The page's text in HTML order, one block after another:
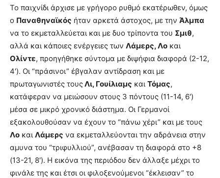
Το παιχνίδι άρχισε με γρήγορο ρυθμό εκατέρωθεν, όμως
ο Παναθηναϊκός ήταν αρκετά άστοχος, με την Άλμπα
να το εκμεταλλεύεται και με δυο τρίποντα του Σμιθ,
αλλά και κάποιες ενέργειες των Λάμερς, Λο και
Ολίντε, προηγήθηκε σύντομα με διψήφια διαφορά (2-12,
4′). Οι “πράσινοι” έβγαλαν αντίδραση και με
πρωταγωνιστές τουςΛι, Γουίλιαμς και Τόμας,
κατάφεραν να μειώσουν στους 3 πόντους (11-14, 6′)
μέσα σε μικρό χρονικό διάστημα. Οι Γερμανοί
εξακολουθούσαν να έχουν το “πάνω χέρι” και με τους
Λο και Λάμερς να εκμεταλλεύονται την αδράνεια στην
αμυνα του “τριφυλλιού”, ανέβασαν τη διαφορά στο +8
(13-21, 8′). Η εικόνα της περιόδου δεν άλλαξε μέχρι το
φινάλε της και έτσι οι φιλοξενούμενοι “έκλεισαν” το